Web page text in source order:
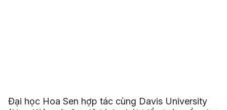
Đại học Hoa Sen hợp tác cùng Davis University